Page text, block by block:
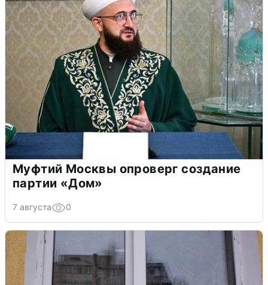
Муфтий Москвы опроверг создание
партии «Дом»
7 августа 0